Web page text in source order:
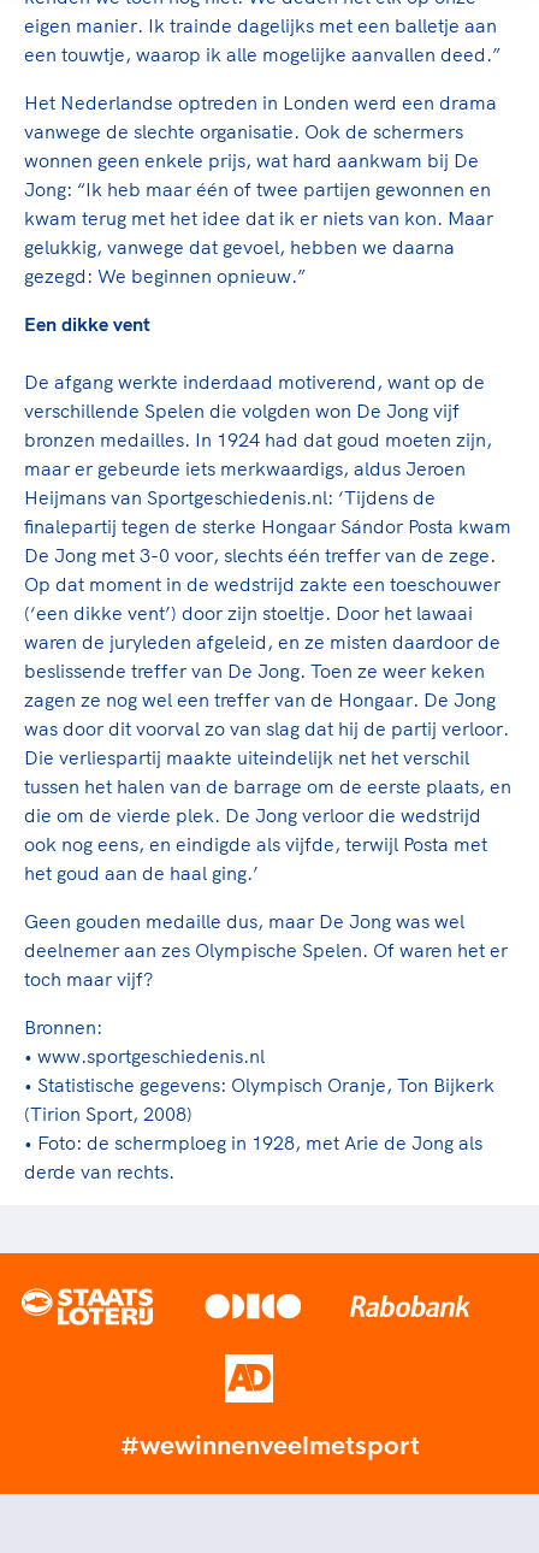
eigen manier. Ik trainde dagelijks met een balletje aan
een touwtje, waarop ik alle mogelijke aanvallen deed.”
Het Nederlandse optreden in Londen werd een drama
vanwege de slechte organisatie. Ook de schermers
wonnen geen enkele prijs, wat hard aankwam bij De
Jong: “Ik heb maar één of twee partijen gewonnen en
kwam terug met het idee dat ik er niets van kon. Maar
gelukkig, vanwege dat gevoel, hebben we daarna
gezegd: We beginnen opnieuw.”
Een dikke vent
De afgang werkte inderdaad motiverend, want op de
verschillende Spelen die volgden won De Jong vijf
bronzen medailles. In 1924 had dat goud moeten zijn,
maar er gebeurde iets merkwaardigs, aldus Jeroen
Heijmans van Sportgeschiedenis.nl: ‘Tijdens de
finalepartij tegen de sterke Hongaar Sándor Posta kwam
De Jong met 3-0 voor, slechts één treffer van de zege.
Op dat moment in de wedstrijd zakte een toeschouwer
(‘een dikke vent’) door zijn stoeltje. Door het lawaai
waren de juryleden afgeleid, en ze misten daardoor de
beslissende treffer van De Jong. Toen ze weer keken
zagen ze nog wel een treffer van de Hongaar. De Jong
was door dit voorval zo van slag dat hij de partij verloor.
Die verliespartij maakte uiteindelijk net het verschil
tussen het halen van de barrage om de eerste plaats, en
die om de vierde plek. De Jong verloor die wedstrijd
ook nog eens, en eindigde als vijfde, terwijl Posta met
het goud aan de haal ging.’
Geen gouden medaille dus, maar De Jong was wel
deelnemer aan zes Olympische Spelen. Of waren het er
toch maar vijf?
Bronnen:
• www.sportgeschiedenis.nl
• Statistische gegevens: Olympisch Oranje, Ton Bijkerk
(Tirion Sport, 2008)
• Foto: de schermploeg in 1928, met Arie de Jong als
derde van rechts.
#wewinnenveelmetsport